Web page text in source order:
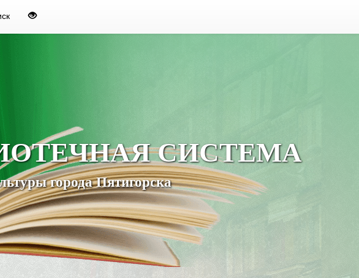
СИСТЕМА
города Пятигорска